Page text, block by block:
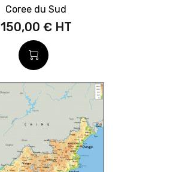
Coree du Sud
150,00 €